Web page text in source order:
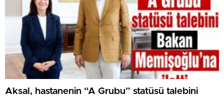
Aksal, hastanenin “A Grubu” statüsü talebini